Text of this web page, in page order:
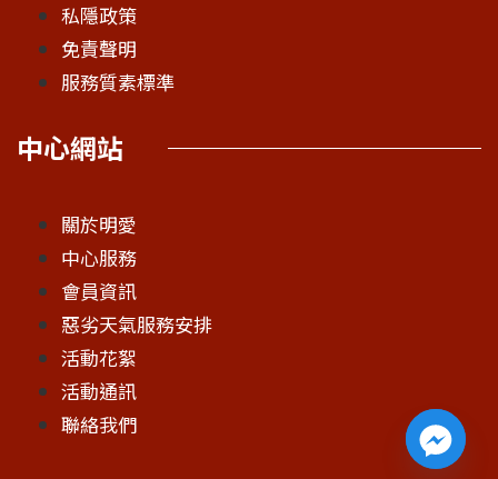
私隱政策
免責聲明
服務質素標準
中心網站
關於明愛
中心服務
會員資訊
惡劣天氣服務安排
活動花絮
活動通訊
聯絡我們